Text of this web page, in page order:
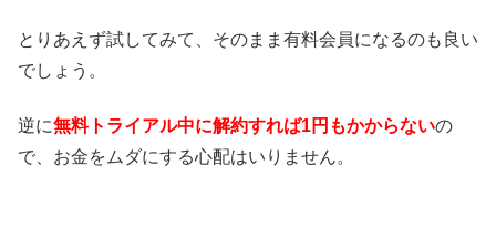
とりあえず試してみて、そのまま有料会員になるのも良い
でしょう。
逆に無料トライアル中に解約すれば1円もかからないの
で、お金をムダにする心配はいりません。